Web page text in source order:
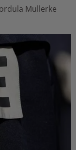
Mullerke